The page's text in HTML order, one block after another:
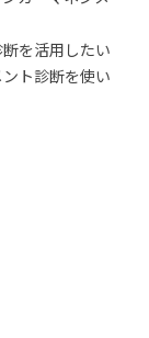
を活用したい
ト診断を使い